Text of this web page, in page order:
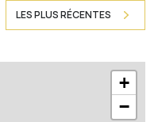
LES PLUS RÉCENTES
+
−